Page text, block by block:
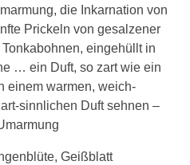
die Inkarnation von
Prickeln von gesalzener
eingehüllt in
… ein Duft, so zart wie ein
einem warmen, weich-
sinnlichen Duft sehnen –
Geißblatt